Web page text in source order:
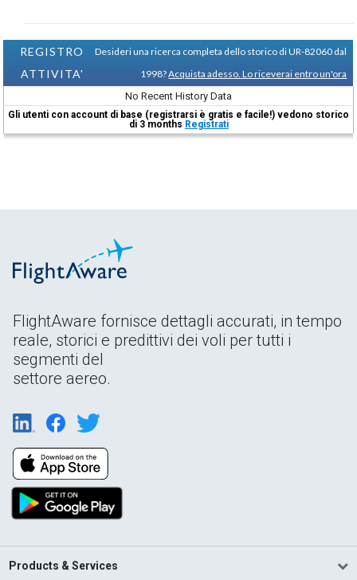
REGISTRO
ATTIVITA'
Desideri una ricerca completa dello storico di UR-82060 dal
1998?Acquista adesso. Lo riceverai entro un'ora
No Recent History Data
Gli utenti con account di base (registrarsi è gratis e facile!) vedono storico
di 3 months Registrati
FlightAware fornisce dettagli accurati, in tempo
reale, storici e predittivi dei voli per tutti i
segmenti del
settore aereo.
Products & Services